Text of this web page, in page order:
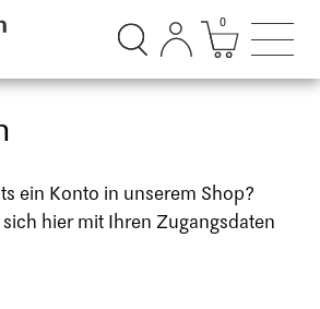
Suchdialog öffnen
Mini
0
ein Konto in unserem Shop?
hier mit Ihren Zugangsdaten